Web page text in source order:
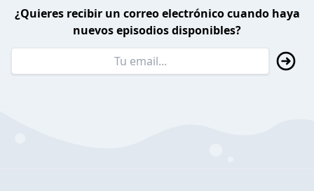
¿Quieres recibir un correo electrónico cuando haya
nuevos episodios disponibles?